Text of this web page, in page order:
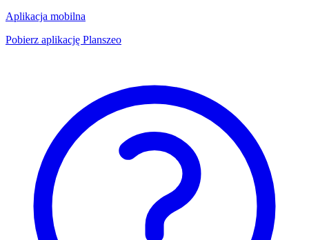
Aplikacja mobilna
Pobierz aplikację Planszeo